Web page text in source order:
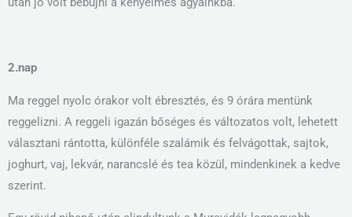
2.nap
Ma reggel nyolc órakor volt ébresztés, és 9 órára mentünk
reggelizni. A reggeli igazán bőséges és változatos volt, lehetett
választani rántotta, különféle szalámik és felvágottak, sajtok,
joghurt, vaj, lekvár, narancslé és tea közül, mindenkinek a kedve
szerint.